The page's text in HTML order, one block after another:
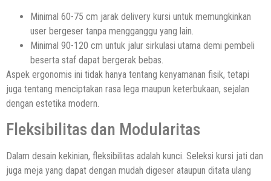
Minimal 60-75 cm jarak delivery kursi untuk memungkinkan
user bergeser tanpa mengganggu yang lain.
Minimal 90-120 cm untuk jalur sirkulasi utama demi pembeli
beserta staf dapat bergerak bebas.
Aspek ergonomis ini tidak hanya tentang kenyamanan fisik, tetapi
juga tentang menciptakan rasa lega maupun keterbukaan, sejalan
dengan estetika modern.
Fleksibilitas dan Modularitas
Dalam desain kekinian, fleksibilitas adalah kunci. Seleksi kursi jati dan
juga meja yang dapat dengan mudah digeser ataupun ditata ulang